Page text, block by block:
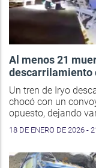
Al menos 21
descarrilamiento
Un tren de Iryo
chocó con un
opuesto, dejando
18 DE ENERO DE 2026 -